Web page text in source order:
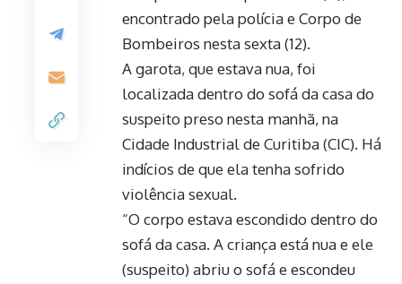
encontrado pela polícia e Corpo de
Bombeiros nesta sexta (12).
A garota, que estava nua, foi
localizada dentro do sofá da casa do
suspeito preso nesta manhã, na
Cidade Industrial de Curitiba (CIC). Há
indícios de que ela tenha sofrido
violência sexual.
“O corpo estava escondido dentro do
sofá da casa. A criança está nua e ele
(suspeito) abriu o sofá e escondeu